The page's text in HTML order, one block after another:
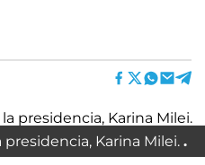
Karina Milei.